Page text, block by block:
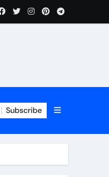
アルな裏技アドバイスも
Subscribe